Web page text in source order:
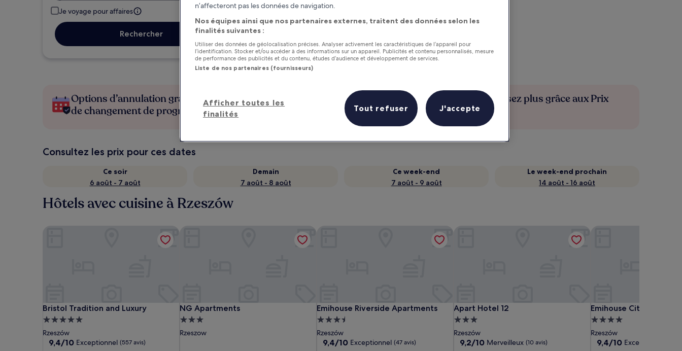
Je voyage pour affaires
Rechercher
Options d’annulation gratuite en cas
de changement de programme
Gagnez des récompenses pour
chaque nuit séjournée
Économisez plus grâce aux Prix
membres
Consultez les prix pour ces dates
Ce soir
6 août - 7 août
Demain
7 août - 8 août
Ce week-end
7 août - 9 août
Le week-end prochain
14 août - 16 août
Hôtels avec cuisine à Rzeszów
Bristol Tradition and Luxury
Bristol Tradition and Luxury
Hébergement
5.0 étoiles
Rzeszów
9.4
9,4/10 Exceptionnel (557 avis)
NG Apartments
NG Apartments
Hébergement
3.0 étoiles
Rzeszow
Emihouse Riverside Apartments
Emihouse Riverside Apartments
Hébergement
3.5 étoiles
Rzeszów
9.4
9,4/10 Exceptionnel (47 avis)
Apart Hotel 12
Apart Hotel 12
Hébergement
3.0 étoiles
Rzeszów
9.2
9,2/10 Merveilleux (10 avis)
Emihouse CityVibe
Emihouse CityVibe
Hébergement
4.0 étoiles
Rzeszów
9.4
9,4/10 Exceptionnel
n’affecteront pas les données de navigation.
Nos équipes ainsi que nos partenaires externes, traitent des données selon les
finalités suivantes :
Utiliser des données de géolocalisation précises. Analyser activement les caractéristiques de l’appareil pour
l’identification. Stocker et/ou accéder à des informations sur un appareil. Publicités et contenu personnalisés, mesure
de performance des publicités et du contenu, études d’audience et développement de services.
Liste de nos partenaires (fournisseurs)
Afficher toutes les
finalités
Tout refuser J'accepte